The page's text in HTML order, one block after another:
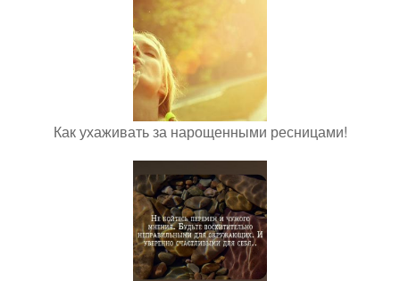
Как ухаживать за нарощенными ресницами!